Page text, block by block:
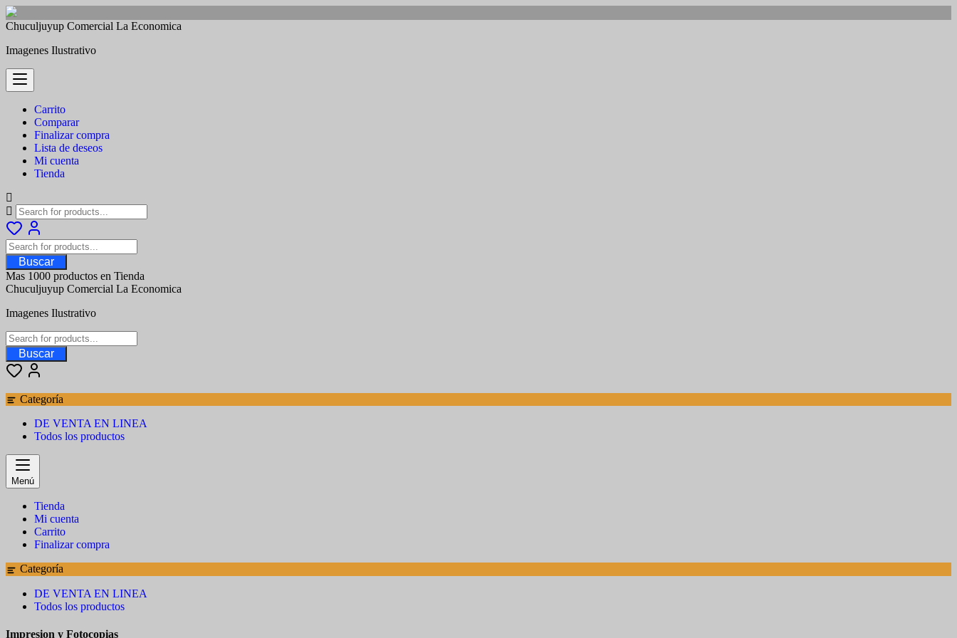
Saltar
contenido
Chuculjuyup Comercial La Economica
Imagenes Ilustrativo
Carrito
Comparar
Finalizar compra
Lista de deseos
Mi cuenta
Tienda
Buscar
Mas 1000 productos en Tienda
Chuculjuyup Comercial La Economica
Imagenes Ilustrativo
Buscar
Categoría
DE VENTA EN LINEA
Todos los productos
Menú
Tienda
Mi cuenta
Carrito
Finalizar compra
Categoría
DE VENTA EN LINEA
Todos los productos
Impresion y Fotocopias